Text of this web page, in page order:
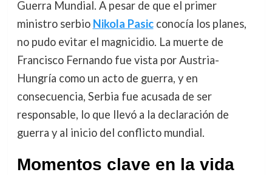
Guerra Mundial. A pesar de que el primer
ministro serbio Nikola Pasicconocía los planes,
no pudo evitar el magnicidio. La muerte de
Francisco Fernando fue vista por Austria-
Hungría como un acto de guerra, y en
consecuencia, Serbia fue acusada de ser
responsable, lo que llevó a la declaración de
guerra y al inicio del conflicto mundial.
Momentos clave en la vida